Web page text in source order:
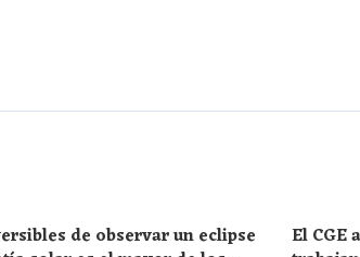
de observar un eclipse El CGE